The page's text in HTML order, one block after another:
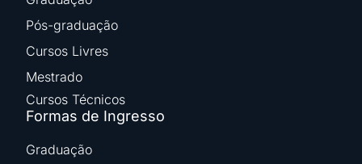
Pós-graduação
Cursos Livres
Mestrado
Cursos Técnicos
Formas de Ingresso
Graduação